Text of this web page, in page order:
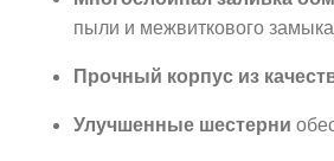
пыли и межвиткового
Прочный корпус из
Улучшенные шестерни